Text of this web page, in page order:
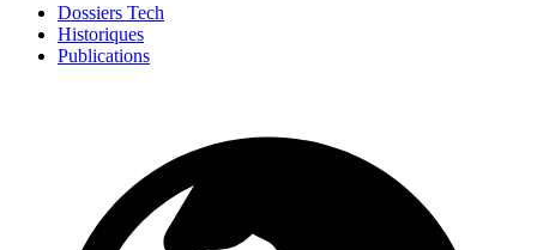
Dossiers Tech
Historiques
Publications